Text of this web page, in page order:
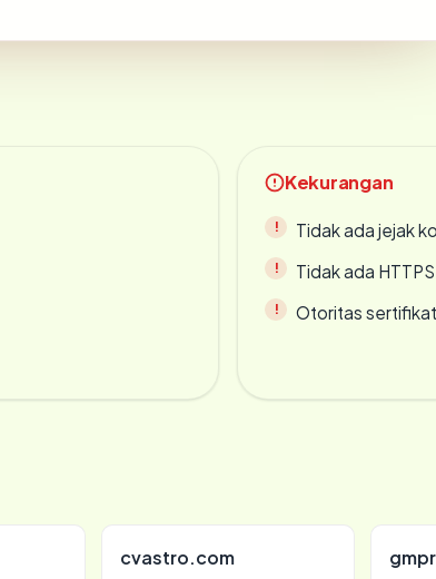
Kekurangan
Tidak ada jejak
Tidak ada
Otoritas sertifikat
cvastro.com